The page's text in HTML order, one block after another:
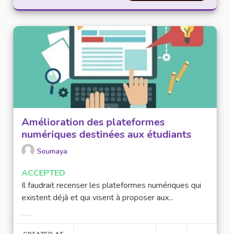
Amélioration des plateformes
numériques destinées aux étudiants
Soumaya
ACCEPTED
Il faudrait recenser les plateformes numériques qui
existent déjà et qui visent à proposer aux...